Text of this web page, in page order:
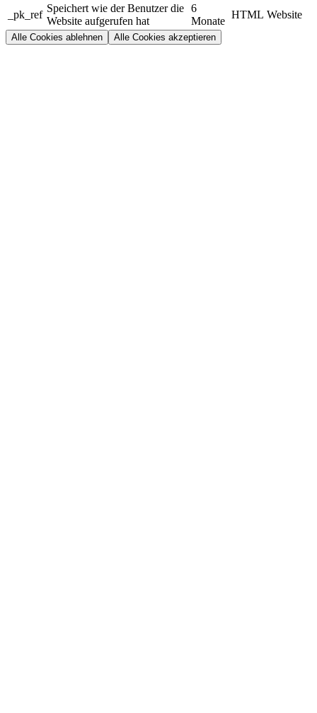
_pk_ref
Speichert wie der Benutzer die
Website aufgerufen hat
6
Monate
HTML Website
Alle Cookies ablehnen Alle Cookies akzeptieren